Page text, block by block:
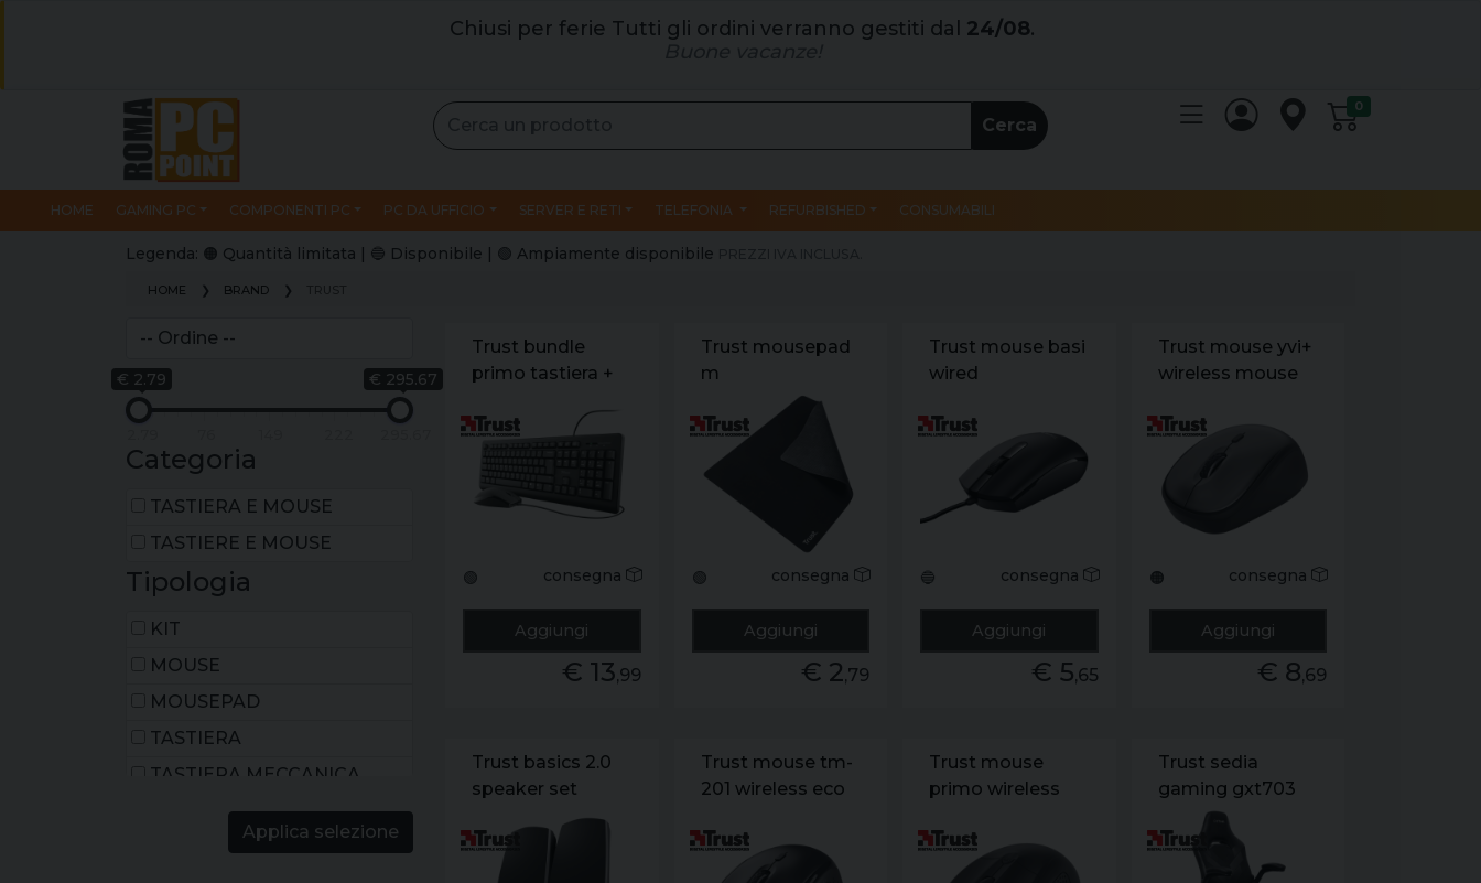
Chiusi per ferie Tutti gli ordini verranno gestiti dal 24/08.
Cerca
0
HOME GAMING PC COMPONENTI PC PC DA UFFICIO SERVER E RETI TELEFONIA REFURBISHED CONSUMABILI
Legenda: 🟠 Quantità limitata | 🔵 Disponibile | 🟢 Ampiamente disponibile
HOME BRAND
€ 2.79 € 295.67
Categoria
TASTIERA E MOUSE
TASTIERE E MOUSE
Tipologia
KIT
MOUSE
MOUSEPAD
TASTIERA
TASTIERA MECCANICA
TASTIERA MEMBRANA
Applica selezione
Trust bundle
primo tastiera +
🟢 consegna
Aggiungi
€ 13,99
Trust mousepad
m
🟢 consegna
Aggiungi
€ 2,79
Trust mouse basi
wired
🔵 consegna
Aggiungi
€ 5,65
Trust mouse yvi+
wireless mouse
🟠 consegna
Aggiungi
€ 8,69
Trust basics 2.0
speaker set
Trust mouse tm-
201 wireless eco
Trust mouse
primo wireless
Trust sedia
gaming gxt703
riye nero